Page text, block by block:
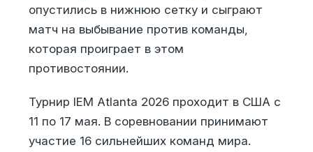
опустились в нижнюю сетку и сыграют
матч на выбывание против команды,
которая проиграет в этом
противостоянии.
Турнир IEM Atlanta 2026 проходит в США с
11 по 17 мая. В соревновании принимают
участие 16 сильнейших команд мира.